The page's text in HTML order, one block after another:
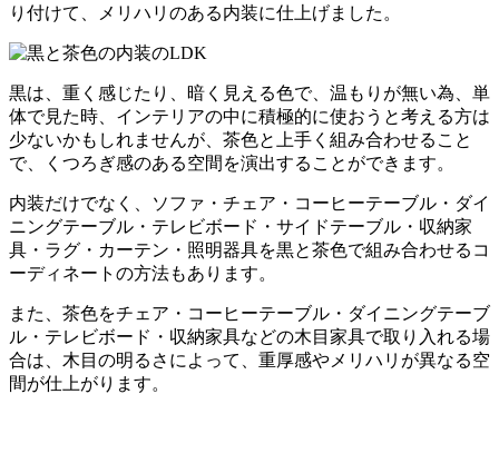
り付けて、メリハリのある内装に仕上げました。
黒は、重く感じたり、暗く見える色で、温もりが無い為、単
体で見た時、インテリアの中に積極的に使おうと考える方は
少ないかもしれませんが、茶色と上手く組み合わせること
で、くつろぎ感のある空間を演出することができます。
内装だけでなく、ソファ・チェア・コーヒーテーブル・ダイ
ニングテーブル・テレビボード・サイドテーブル・収納家
具・ラグ・カーテン・照明器具を黒と茶色で組み合わせるコ
ーディネートの方法もあります。
また、茶色をチェア・コーヒーテーブル・ダイニングテーブ
ル・テレビボード・収納家具などの木目家具で取り入れる場
合は、木目の明るさによって、重厚感やメリハリが異なる空
間が仕上がります。